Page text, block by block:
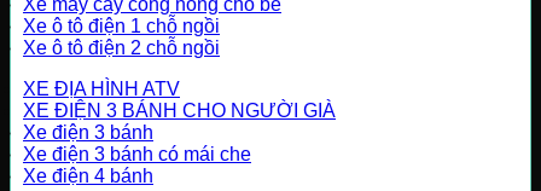
Xe ô tô điện 1 chỗ ngồi
Xe ô tô điện 2 chỗ ngồi
XE ĐỊA HÌNH ATV
XE ĐIỆN 3 BÁNH CHO NGƯỜI GIÀ
Xe điện 3 bánh
Xe điện 3 bánh có mái che
Xe điện 4 bánh